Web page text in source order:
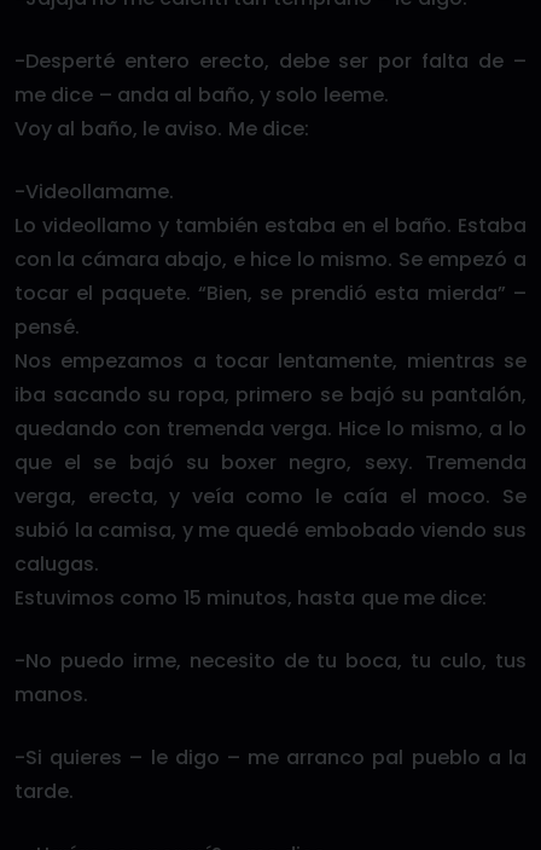
-Desperté entero erecto, debe ser por falta de –
me dice – anda al baño, y solo leeme.
Voy al baño, le aviso. Me dice:
-Videollamame.
Lo videollamo y también estaba en el baño. Estaba
con la cámara abajo, e hice lo mismo. Se empezó a
tocar el paquete. “Bien, se prendió esta mierda” –
pensé.
Nos empezamos a tocar lentamente, mientras se
iba sacando su ropa, primero se bajó su pantalón,
quedando con tremenda verga. Hice lo mismo, a lo
que el se bajó su boxer negro, sexy. Tremenda
verga, erecta, y veía como le caía el moco. Se
subió la camisa, y me quedé embobado viendo sus
calugas.
Estuvimos como 15 minutos, hasta que me dice:
-No puedo irme, necesito de tu boca, tu culo, tus
manos.
-Si quieres – le digo – me arranco pal pueblo a la
tarde.